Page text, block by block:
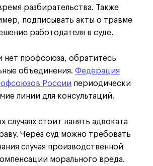
разбирательства. Также
подписывать акты о травме
работодателя в суде.
нет профсоюза, обратитесь
объединения. Федерация
России периодически
линии для консультаций.
случаях стоит нанять адвоката
Через суд можно требовать
случая производственной
морального вреда.